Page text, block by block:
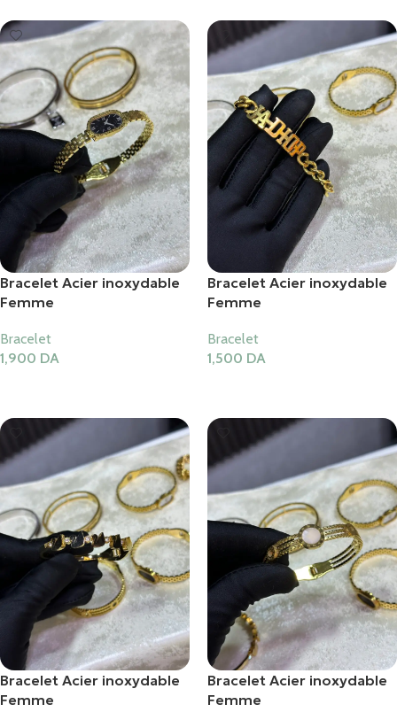
Bracelet Acier inoxydable
Femme
Bracelet
1,900 DA
Bracelet Acier inoxydable
Femme
Bracelet
1,500 DA
Bracelet Acier inoxydable
Femme
Bracelet Acier inoxydable
Femme